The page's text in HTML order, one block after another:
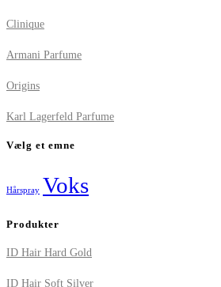
Clinique
Armani Parfume
Origins
Karl Lagerfeld Parfume
Vælg et emne
Hårspray Voks
Produkter
ID Hair Hard Gold
ID Hair Soft Silver